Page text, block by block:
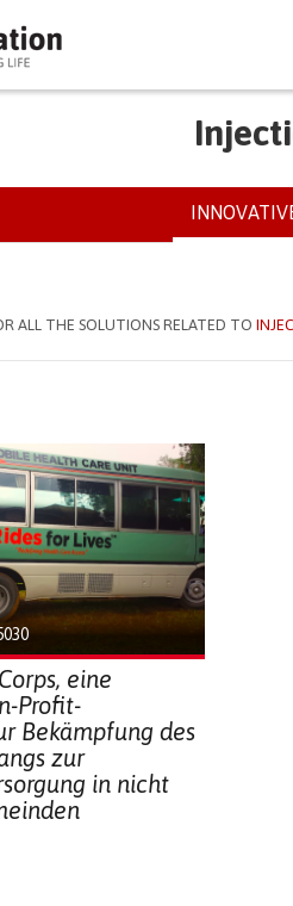
ALL THE SOLUTIONS RELATED TO
eine
Profit-
Bekämpfung des
zur
in nicht